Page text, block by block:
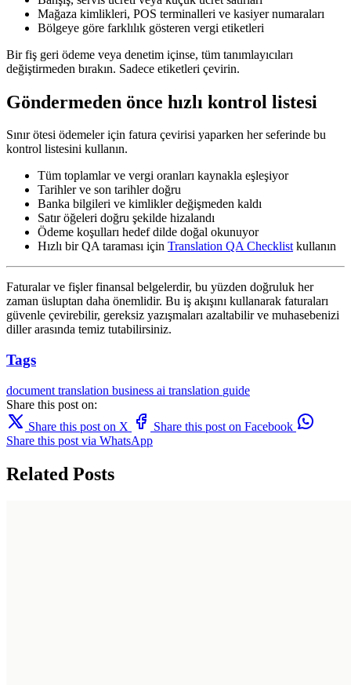
Mağaza kimlikleri, POS terminalleri ve kasiyer numaraları
Bölgeye göre farklılık gösteren vergi etiketleri
Bir fiş geri ödeme veya denetim içinse, tüm tanımlayıcıları
değiştirmeden bırakın. Sadece etiketleri çevirin.
Göndermeden önce hızlı kontrol listesi
Sınır ötesi ödemeler için fatura çevirisi yaparken her seferinde bu
kontrol listesini kullanın.
Tüm toplamlar ve vergi oranları kaynakla eşleşiyor
Tarihler ve son tarihler doğru
Banka bilgileri ve kimlikler değişmeden kaldı
Satır öğeleri doğru şekilde hizalandı
Ödeme koşulları hedef dilde doğal okunuyor
Hızlı bir QA taraması için Translation QA Checklistkullanın
Faturalar ve fişler finansal belgelerdir, bu yüzden doğruluk her
zaman üsluptan daha önemlidir. Bu iş akışını kullanarak faturaları
güvenle çevirebilir, gereksiz yazışmaları azaltabilir ve muhasebenizi
diller arasında temiz tutabilirsiniz.
Tags
document translation business ai translation guide
Share this post on:
Share this post on X
Share this post on Facebook
Share this post via WhatsApp
Related Posts